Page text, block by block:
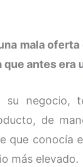
mala
antes era
negocio,
de
que conocía
más elevado.